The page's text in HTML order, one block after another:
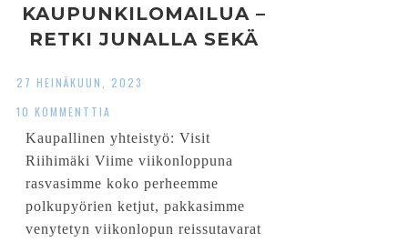
KAUPUNKILOMAILUA –
RETKI JUNALLA SEKÄ
SEUDUILLE
27 HEINÄKUUN, 2023
10 KOMMENTTIA
Kaupallinen yhteistyö: Visit
Riihimäki Viime viikonloppuna
rasvasimme koko perheemme
polkupyörien ketjut, pakkasimme
venytetyn viikonlopun reissutavarat